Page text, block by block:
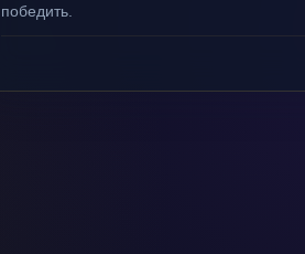
победить.